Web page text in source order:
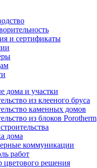
и сертификаты
дома и участки
из клееного бруса
каменных домов
из блоков Porotherm
дома
коммуникации
работ
цветового решения